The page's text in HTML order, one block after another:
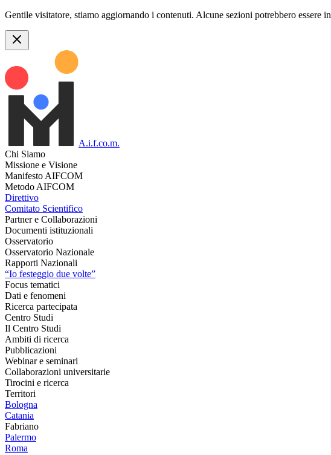
Gentile visitatore, stiamo aggiornando i contenuti. Alcune sezioni potrebbero essere
A.i.f.co.m.
Chi Siamo
Missione e Visione
Manifesto AIFCOM
Metodo AIFCOM
Direttivo
Comitato Scientifico
Partner e Collaborazioni
Documenti istituzionali
Osservatorio
Osservatorio Nazionale
Rapporti Nazionali
“Io festeggio due volte”
Focus tematici
Dati e fenomeni
Ricerca partecipata
Centro Studi
Il Centro Studi
Ambiti di ricerca
Pubblicazioni
Webinar e seminari
Collaborazioni universitarie
Tirocini e ricerca
Territori
Bologna
Catania
Fabriano
Palermo
Roma